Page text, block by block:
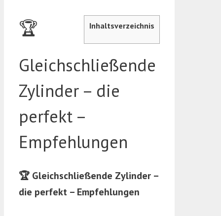
Inhaltsverzeichnis
🏆
Gleichschließende
Zylinder – die
perfekt –
Empfehlungen
🏆 Gleichschließende Zylinder –
die perfekt – Empfehlungen